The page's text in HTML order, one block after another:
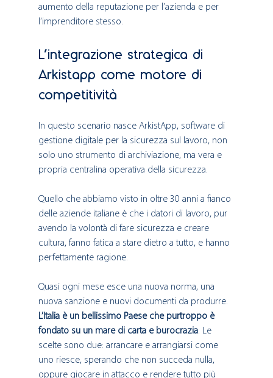
aumento della reputazione per l’azienda e per
l’imprenditore stesso.
L’integrazione strategica di
Arkistapp come motore di
competitività
In questo scenario nasce ArkistApp, software di
gestione digitale per la sicurezza sul lavoro, non
solo uno strumento di archiviazione, ma vera e
propria centralina operativa della sicurezza.
Quello che abbiamo visto in oltre 30 anni a fianco
delle aziende italiane è che i datori di lavoro, pur
avendo la volontà di fare sicurezza e creare
cultura, fanno fatica a stare dietro a tutto, e hanno
perfettamente ragione.
Quasi ogni mese esce una nuova norma, una
nuova sanzione e nuovi documenti da produrre.
L’Italia è un bellissimo Paese che purtroppo è
fondato su un mare di carta e burocrazia. Le
scelte sono due: arrancare e arrangiarsi come
uno riesce, sperando che non succeda nulla,
oppure giocare in attacco e rendere tutto più